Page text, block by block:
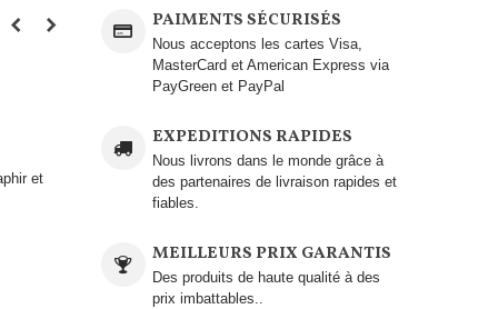
et
PAIMENTS SÉCURISÉS
Nous acceptons les cartes Visa,
MasterCard et American Express via
PayGreen et PayPal
EXPEDITIONS RAPIDES
Nous livrons dans le monde grâce à
des partenaires de livraison rapides et
fiables.
MEILLEURS PRIX GARANTIS
Des produits de haute qualité à des
prix imbattables..